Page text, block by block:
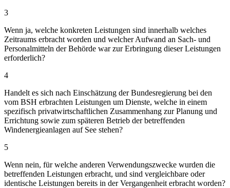
3
Wenn ja, welche konkreten Leistungen sind innerhalb welches
Zeitraums erbracht worden und welcher Aufwand an Sach- und
Personalmitteln der Behörde war zur Erbringung dieser Leistungen
erforderlich?
4
Handelt es sich nach Einschätzung der Bundesregierung bei den
vom BSH erbrachten Leistungen um Dienste, welche in einem
spezifisch privatwirtschaftlichen Zusammenhang zur Planung und
Errichtung sowie zum späteren Betrieb der betreffenden
Windenergieanlagen auf See stehen?
5
Wenn nein, für welche anderen Verwendungszwecke wurden die
betreffenden Leistungen erbracht, und sind vergleichbare oder
identische Leistungen bereits in der Vergangenheit erbracht worden?